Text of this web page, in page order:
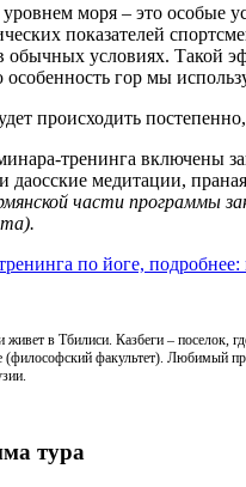
моря – это особые
показателей
обычных условиях. Такой
гор мы
происходить
тренинга включены
даосские медитации,
части программы
по йоге,
живет в Тбилиси. Казбеги – поселок,
(философский факультет). Любимый
тура